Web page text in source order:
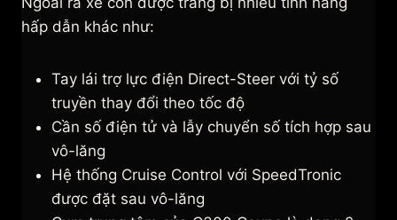
hấp dẫn khác như:
Tay lái trợ lực điện Direct-Steer với tỷ số
truyền thay đổi theo tốc độ
Cần số điện tử và lẫy chuyển số tích hợp sau
vô-lăng
Hệ thống Cruise Control với SpeedTronic
được đặt sau vô-lăng